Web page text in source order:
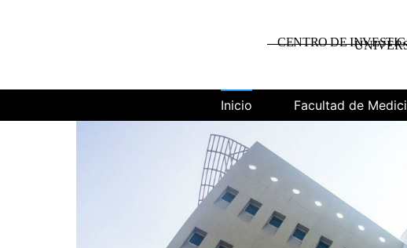
CENTRO DE
Inicio Facultad de